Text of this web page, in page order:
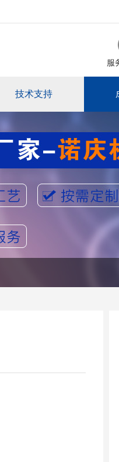
服
技术支持